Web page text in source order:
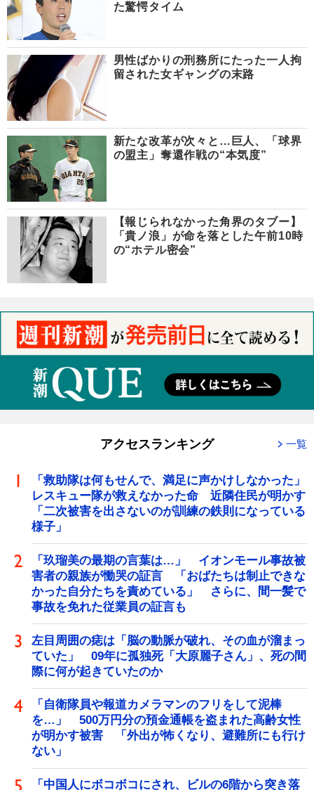
た驚愕タイム
男性ばかりの刑務所にたった一人拘
留された女ギャングの末路
新たな改革が次々と…巨人、「球界
の盟主」奪還作戦の“本気度”
【報じられなかった角界のタブー】
「貴ノ浪」が命を落とした午前10時
の“ホテル密会”
アクセスランキング 一覧
「救助隊は何もせんで、満足に声かけしなかった」
レスキュー隊が救えなかった命 近隣住民が明かす
「二次被害を出さないのが訓練の鉄則になっている
様子」
「玖瑠美の最期の言葉は…」 イオンモール事故被
害者の親族が慟哭の証言 「おばたちは制止できな
かった自分たちを責めている」 さらに、間一髪で
事故を免れた従業員の証言も
左目周囲の痣は「脳の動脈が破れ、その血が溜まっ
ていた」 09年に孤独死「大原麗子さん」、死の間
際に何が起きていたのか
「自衛隊員や報道カメラマンのフリをして泥棒
を…」 500万円分の預金通帳を盗まれた高齢女性
が明かす被害 「外出が怖くなり、避難所にも行け
ない」
「中国人にボコボコにされ、ビルの6階から突き落